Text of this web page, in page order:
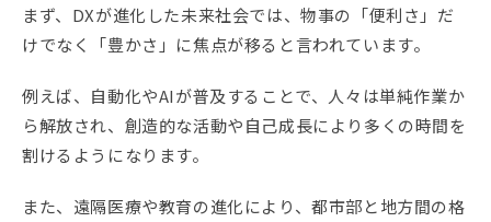
まず、DXが進化した未来社会では、物事の「便利さ」だ
けでなく「豊かさ」に焦点が移ると言われています。
例えば、自動化やAIが普及することで、人々は単純作業か
ら解放され、創造的な活動や自己成長により多くの時間を
割けるようになります。
また、遠隔医療や教育の進化により、都市部と地方間の格